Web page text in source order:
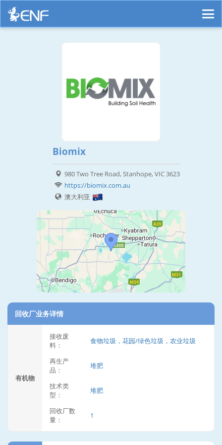
Biomix
980 Two Tree Road, Stanhope, VIC 3623
https://biomix.com.au
澳大利亚
回收厂业务详情
有机物
接收废
料：
食物垃圾，花园/绿色垃圾，农业垃圾
再生产
品：
堆肥
技术类
型：
堆肥
回收厂数
量：
1